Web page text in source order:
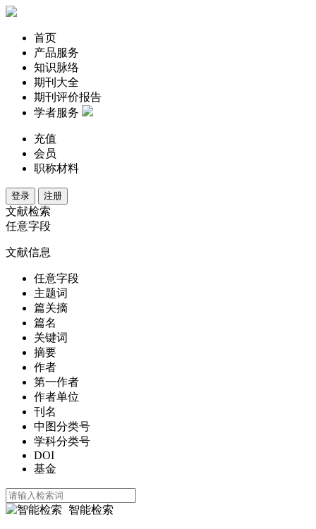
首页
产品服务
知识脉络
期刊大全
期刊评价报告
学者服务
充值
会员
职称材料
登录 注册
文献检索
任意字段
文献信息
任意字段
主题词
篇关摘
篇名
关键词
摘要
作者
第一作者
作者单位
刊名
中图分类号
学科分类号
DOI
基金
智能检索